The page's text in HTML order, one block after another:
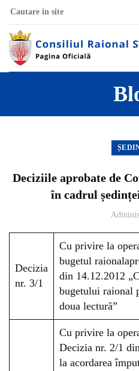
Deciziile aprobate de
în cadrul
Decizia
nr. 3/1
Cu privire la
bugetul
din 14.12.2012
bugetului raional
doua lectură”
Cu privire la
Decizia nr. 2/1
la acordarea